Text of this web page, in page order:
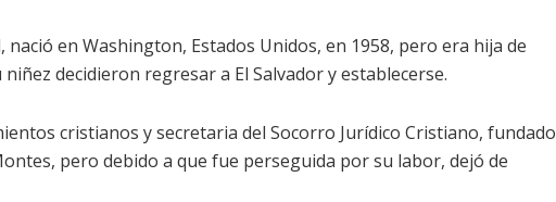
nació en Washington, Estados Unidos, en 1958, pero era hija de
decidieron regresar a El Salvador y establecerse.
cristianos y secretaria del Socorro Jurídico Cristiano, fundado
pero debido a que fue perseguida por su labor, dejó de